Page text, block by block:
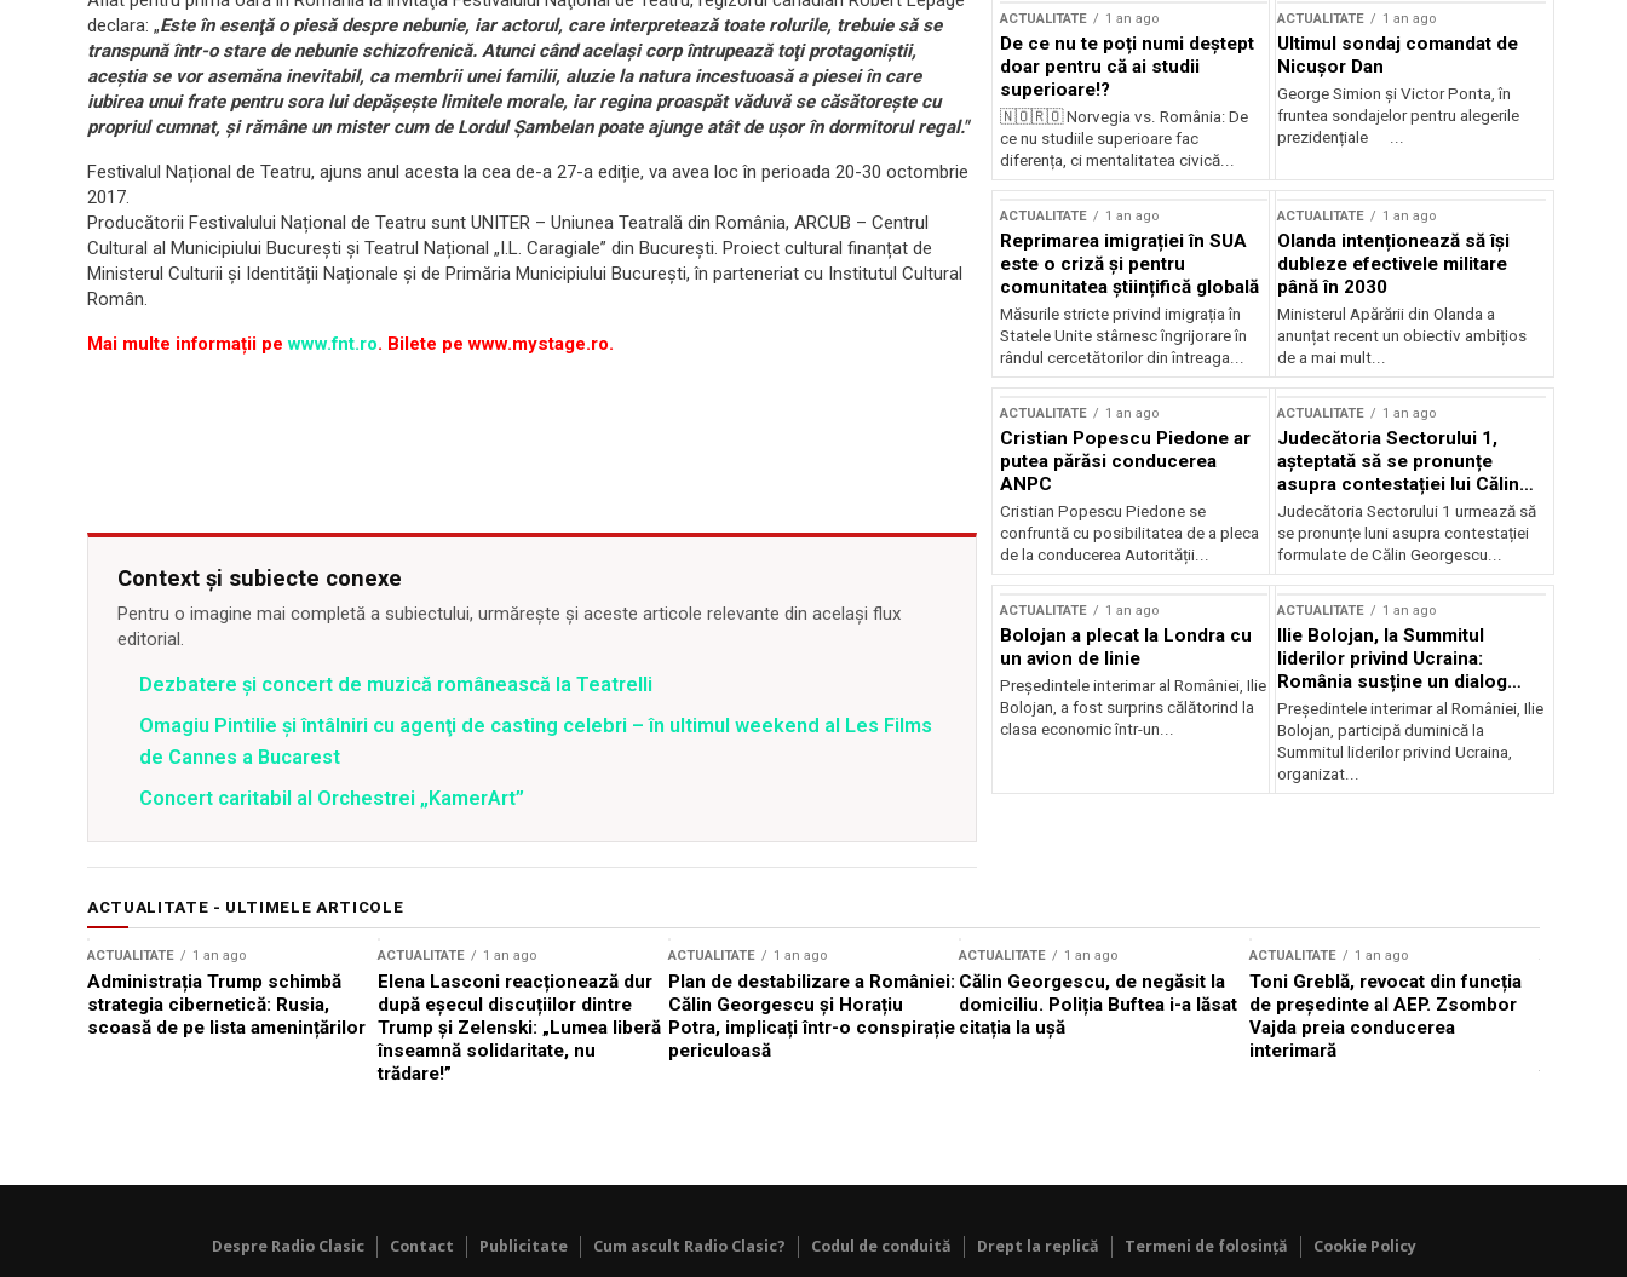
declara: „Este în esenţă o piesă despre nebunie, iar actorul, care interpretează toate rolurile, trebuie să se
transpună într-o stare de nebunie schizofrenică. Atunci când acelaşi corp întrupează toţi protagoniştii,
aceştia se vor asemăna inevitabil, ca membrii unei familii, aluzie la natura incestuoasă a piesei în care
iubirea unui frate pentru sora lui depăşeşte limitele morale, iar regina proaspăt văduvă se căsătoreşte cu
propriul cumnat, şi rămâne un mister cum de Lordul Şambelan poate ajunge atât de uşor în dormitorul regal."
Festivalul Național de Teatru, ajuns anul acesta la cea de-a 27-a ediție, va avea loc în perioada 20-30 octombrie
2017.
Producătorii Festivalului Național de Teatru sunt UNITER – Uniunea Teatrală din România, ARCUB – Centrul
Cultural al Municipiului București și Teatrul Național „I.L. Caragiale” din București. Proiect cultural finanțat de
Ministerul Culturii și Identității Naționale și de Primăria Municipiului București, în parteneriat cu Institutul Cultural
Român.
Mai multe informații pewww.fnt.ro. Bilete pe www.mystage.ro.
Context și subiecte conexe
Pentru o imagine mai completă a subiectului, urmărește și aceste articole relevante din același flux
editorial.
Dezbatere și concert de muzică românească la Teatrelli
Omagiu Pintilie şi întâlniri cu agenţi de casting celebri – în ultimul weekend al Les Films
de Cannes a Bucarest
Concert caritabil al Orchestrei „KamerArt”
ACTUALITATE 1 an ago
De ce nu te poți numi deștept
doar pentru că ai studii
superioare!?
🇳🇴🇷🇴 Norvegia vs. România: De
ce nu studiile superioare fac
diferența, ci mentalitatea civică...
ACTUALITATE 1 an ago
Ultimul sondaj comandat de
Nicușor Dan
George Simion și Victor Ponta, în
fruntea sondajelor pentru alegerile
prezidențiale ...
ACTUALITATE 1 an ago
Reprimarea imigrației în SUA
este o criză și pentru
comunitatea științifică globală
Măsurile stricte privind imigrația în
Statele Unite stârnesc îngrijorare în
rândul cercetătorilor din întreaga...
ACTUALITATE 1 an ago
Olanda intenționează să își
dubleze efectivele militare
până în 2030
Ministerul Apărării din Olanda a
anunțat recent un obiectiv ambițios
de a mai mult...
ACTUALITATE 1 an ago
Cristian Popescu Piedone ar
putea părăsi conducerea
ANPC
Cristian Popescu Piedone se
confruntă cu posibilitatea de a pleca
de la conducerea Autorității...
ACTUALITATE 1 an ago
Judecătoria Sectorului 1,
așteptată să se pronunțe
asupra contestației lui Călin
Georgescu privind controlul
judiciar
Judecătoria Sectorului 1 urmează să
se pronunțe luni asupra contestației
formulate de Călin Georgescu...
ACTUALITATE 1 an ago
Bolojan a plecat la Londra cu
un avion de linie
Președintele interimar al României, Ilie
Bolojan, a fost surprins călătorind la
clasa economic într-un...
ACTUALITATE 1 an ago
Ilie Bolojan, la Summitul
liderilor privind Ucraina:
România susține un dialog
transatlantic pentru securitate
și stabilitate
Președintele interimar al României, Ilie
Bolojan, participă duminică la
Summitul liderilor privind Ucraina,
organizat...
ACTUALITATE - ULTIMELE ARTICOLE
ACTUALITATE 1 an ago
Administrația Trump schimbă
strategia cibernetică: Rusia,
scoasă de pe lista amenințărilor
ACTUALITATE 1 an ago
Elena Lasconi reacționează dur
după eșecul discuțiilor dintre
Trump și Zelenski: „Lumea liberă
înseamnă solidaritate, nu
trădare!”
ACTUALITATE 1 an ago
Plan de destabilizare a României:
Călin Georgescu și Horațiu
Potra, implicați într-o conspirație
periculoasă
ACTUALITATE 1 an ago
Călin Georgescu, de negăsit la
domiciliu. Poliția Buftea i-a lăsat
citația la ușă
ACTUALITATE 1 an ago
Toni Greblă, revocat din funcția
de președinte al AEP. Zsombor
Vajda preia conducerea
interimară
Despre Radio Clasic Contact Publicitate Cum ascult Radio Clasic? Codul de conduită Drept la replică Termeni de folosință Cookie Policy